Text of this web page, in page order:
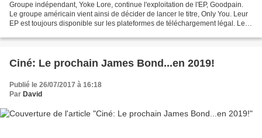
Groupe indépendant, Yoke Lore, continue l'exploitation de l'EP, Goodpain.
Le groupe américain vient ainsi de décider de lancer le titre, Only You. Leur
EP est toujours disponible sur les plateformes de téléchargement légal. Le
Ciné: Le prochain James Bond...en 2019!
Publié le 26/07/2017 à 16:18
Par David